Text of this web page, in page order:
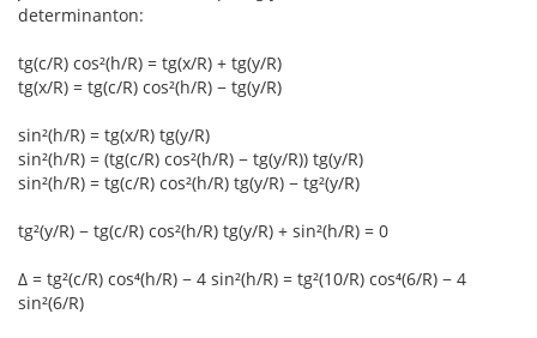
determinanton:
tg(c/R) cos²(h/R) = tg(x/R) + tg(y/R)
tg(x/R) = tg(c/R) cos²(h/R) − tg(y/R)
sin²(h/R) = tg(x/R) tg(y/R)
sin²(h/R) = (tg(c/R) cos²(h/R) − tg(y/R)) tg(y/R)
sin²(h/R) = tg(c/R) cos²(h/R) tg(y/R) − tg²(y/R)
tg²(y/R) − tg(c/R) cos²(h/R) tg(y/R) + sin²(h/R) = 0
Δ = tg²(c/R) cos⁴(h/R) − 4 sin²(h/R) = tg²(10/R) cos⁴(6/R) − 4
sin²(6/R)